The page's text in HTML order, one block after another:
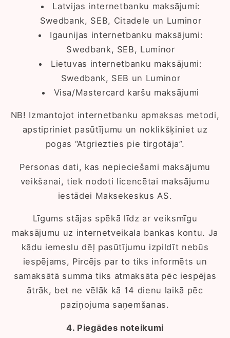
Latvijas internetbanku maksājumi:
Swedbank, SEB, Citadele un Luminor
Igaunijas internetbanku maksājumi:
Swedbank, SEB, Luminor
Lietuvas internetbanku maksājumi:
Swedbank, SEB un Luminor
Visa/Mastercard karšu maksājumi
NB! Izmantojot internetbanku apmaksas metodi,
apstipriniet pasūtījumu un noklikšķiniet uz
pogas “Atgriezties pie tirgotāja”.
Personas dati, kas nepieciešami maksājumu
veikšanai, tiek nodoti licencētai maksājumu
iestādei Maksekeskus AS.
Līgums stājas spēkā līdz ar veiksmīgu
maksājumu uz internetveikala bankas kontu. Ja
kādu iemeslu dēļ pasūtījumu izpildīt nebūs
iespējams, Pircējs par to tiks informēts un
samaksātā summa tiks atmaksāta pēc iespējas
ātrāk, bet ne vēlāk kā 14 dienu laikā pēc
paziņojuma saņemšanas.
4. Piegādes noteikumi